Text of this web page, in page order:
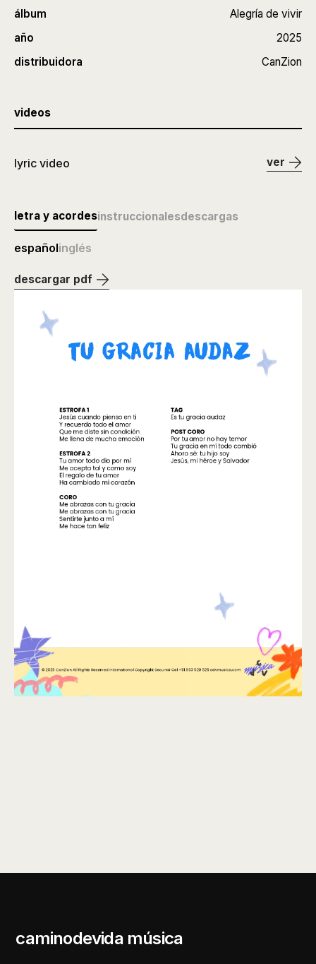
álbum
Alegría de vivir
año
2025
distribuidora
CanZion
videos
lyric video ver
letra y acordesinstruccionalesdescargas
españolinglés
descargar pdf
caminodevida música